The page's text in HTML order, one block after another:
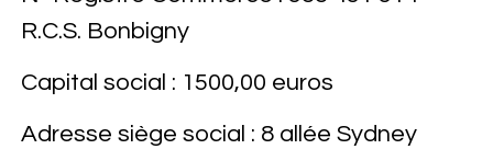
R.C.S. Bonbigny
Capital social : 1500,00 euros
Adresse siège social : 8 allée Sydney